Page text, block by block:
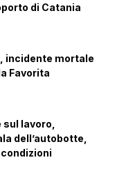
di Catania
incidente mortale
Favorita
lavoro,
dell’autobotte,